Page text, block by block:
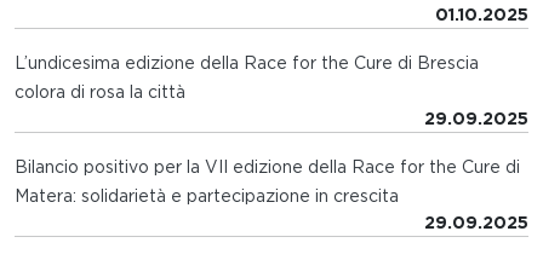
01.10.2025
L’undicesima edizione della Race for the Cure di Brescia
colora di rosa la città
29.09.2025
Bilancio positivo per la VII edizione della Race for the Cure di
Matera: solidarietà e partecipazione in crescita
29.09.2025